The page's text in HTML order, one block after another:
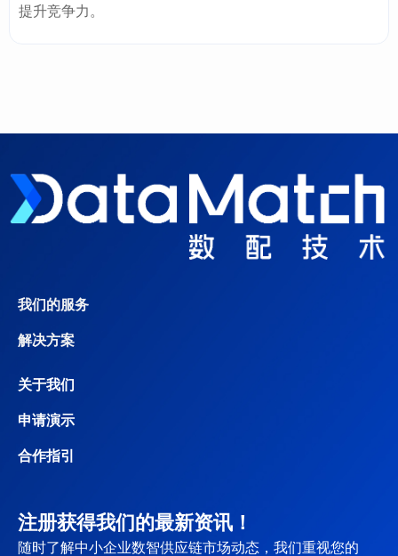
提升竞争力。
我们的服务
解决方案
关于我们
申请演示
合作指引
注册获得我们的最新资讯！
随时了解中小企业数智供应链市场动态，我们重视您的